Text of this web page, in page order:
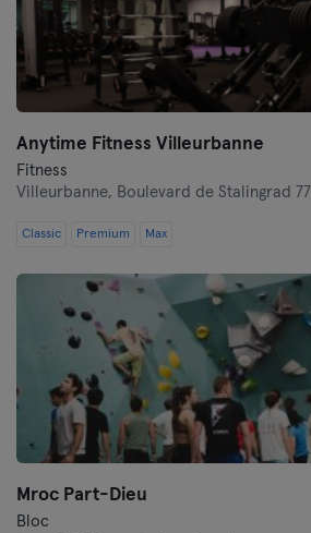
Anytime Fitness Villeurbanne
Fitness
Villeurbanne, Boulevard de Stalingrad 77
Classic Premium Max
Mroc Part-Dieu
Bloc
Toulouse
Tours